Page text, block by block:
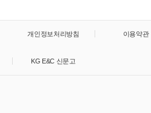
개인정보처리방침 이용약관
KG E&C 신문고